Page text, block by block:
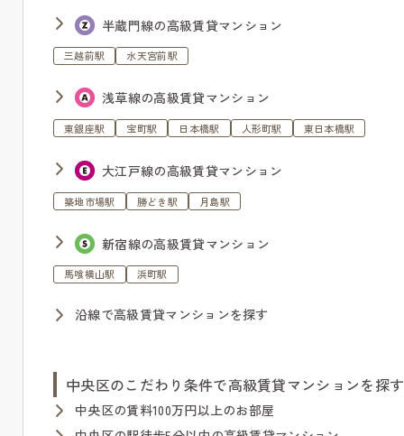
半蔵門線の高級賃貸マンション
三越前駅 水天宮前駅
浅草線の高級賃貸マンション
東銀座駅 宝町駅 日本橋駅 人形町駅 東日本橋駅
大江戸線の高級賃貸マンション
築地市場駅 勝どき駅 月島駅
新宿線の高級賃貸マンション
馬喰横山駅 浜町駅
沿線で高級賃貸マンションを探す
中央区のこだわり条件で高級賃貸マンションを探す
中央区の賃料100万円以上のお部屋